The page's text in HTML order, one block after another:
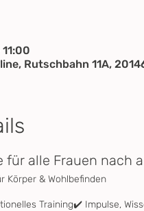
Rutschbahn 11A,
für alle Frauen nach
& Wohlbefinden
Training✔️ Impulse,